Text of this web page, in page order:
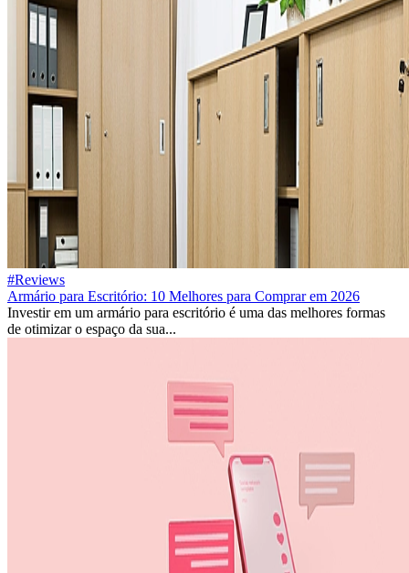
#Reviews
Armário para Escritório: 10 Melhores para Comprar em 2026
Investir em um armário para escritório é uma das melhores formas
de otimizar o espaço da sua...